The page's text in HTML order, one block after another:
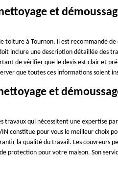
et
toiture à Tournon, il est recommandé
inclure une description détaillée des
de vérifier que le devis est clair et
que toutes ces informations soient
et
travaux qui nécessitent une expertise
constitue pour vous le meilleur choix
la qualité du travail. Les couvreurs
protection pour votre maison. Son